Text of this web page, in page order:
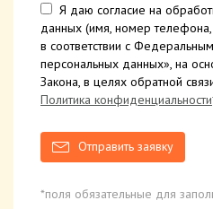
Я даю согласие на
данных (имя, номер
в соответствии с
персональных данных», на
Закона, в целях обратной
Политика конфиденциальности
Отправить заявку
*поля обязательные для